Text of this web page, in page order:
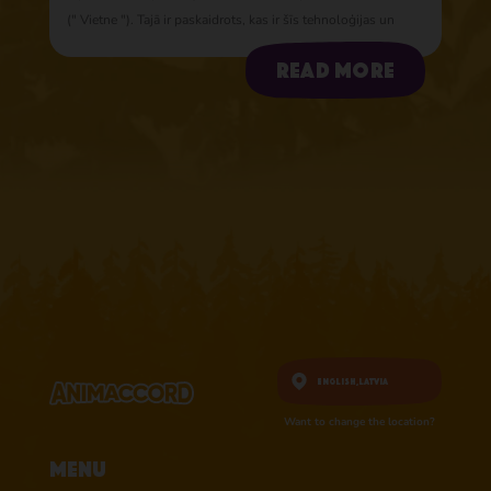
kāpēc mēs tās izmantojam, kā arī jūsu tiesības kontrolēt
mūsu to izmantošanu. Vietne pieder uzņēmumam
Read more
English,Latvia
Want to change the location?
Menu